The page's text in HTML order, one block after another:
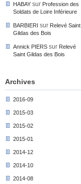
HABAYsur Profession des
Soldats de Loire Inférieure
BARBIERI sur Relevé Saint
Gildas des Bois
Annick PIERSsur Relevé
Saint Gildas des Bois
Archives
2016-09
2015-03
2015-02
2015-01
2014-12
2014-10
2014-08